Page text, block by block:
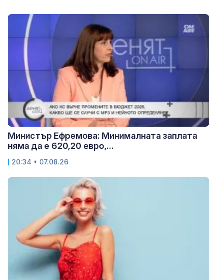
Министър Ефремова: Минималната заплата
няма да е 620,20 евро,...
20:34 • 07.08.26